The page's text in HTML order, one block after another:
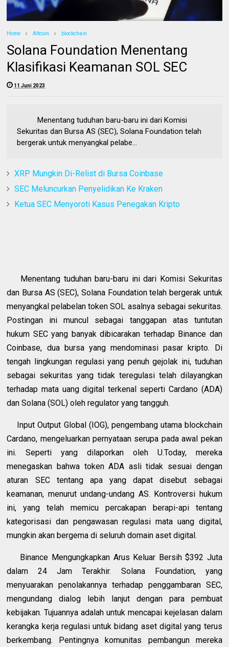
Home Altcoin blockchain
Solana Foundation Menentang
Klasifikasi Keamanan SOL SEC
11 Juni 2023
Menentang tuduhan baru-baru ini dari Komisi
Sekuritas dan Bursa AS (SEC), Solana Foundation telah
bergerak untuk menyangkal pelabe...
XRP Mungkin Di-Relist di Bursa Coinbase
SEC Meluncurkan Penyelidikan Ke Kraken
Ketua SEC Menyoroti Kasus Penegakan Kripto
Menentang tuduhan baru-baru ini dari Komisi Sekuritas
dan Bursa AS (SEC), Solana Foundation telah bergerak untuk
menyangkal pelabelan token SOL asalnya sebagai sekuritas.
Postingan ini muncul sebagai tanggapan atas tuntutan
hukum SEC yang banyak dibicarakan terhadap Binance dan
Coinbase, dua bursa yang mendominasi pasar kripto. Di
tengah lingkungan regulasi yang penuh gejolak ini, tuduhan
sebagai sekuritas yang tidak teregulasi telah dilayangkan
terhadap mata uang digital terkenal seperti Cardano (ADA)
dan Solana (SOL) oleh regulator yang tangguh.
Input Output Global (IOG), pengembang utama blockchain
Cardano, mengeluarkan pernyataan serupa pada awal pekan
ini. Seperti yang dilaporkan oleh U.Today, mereka
menegaskan bahwa token ADA asli tidak sesuai dengan
aturan SEC tentang apa yang dapat disebut sebagai
keamanan, menurut undang-undang AS. Kontroversi hukum
ini, yang telah memicu percakapan berapi-api tentang
kategorisasi dan pengawasan regulasi mata uang digital,
mungkin akan bergema di seluruh domain aset digital.
Binance Mengungkapkan Arus Keluar Bersih $392 Juta
dalam 24 Jam Terakhir. Solana Foundation, yang
menyuarakan penolakannya terhadap penggambaran SEC,
mengundang dialog lebih lanjut dengan para pembuat
kebijakan. Tujuannya adalah untuk mencapai kejelasan dalam
kerangka kerja regulasi untuk bidang aset digital yang terus
berkembang. Pentingnya komunitas pembangun mereka